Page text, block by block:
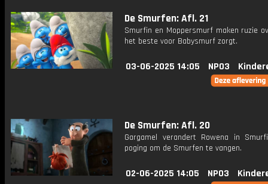
De Smurfen: Afl. 21
Smurfin en Moppersmurf maken ruzie
het beste voor Babysmurf zorgt.
03-06-2025 14:05 NPO3
De Smurfen: Afl. 20
Gargamel verandert Rowena in
poging om de Smurfen te vangen.
02-06-2025 14:05 NPO3